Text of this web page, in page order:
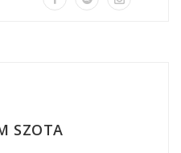
SZOTA